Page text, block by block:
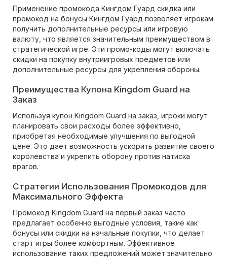
Применение промокода Кингдом Гуард скидка или
промокод на бонусы Кингдом Гуард позволяет игрокам
получить дополнительные ресурсы или игровую
валюту, что является значительным преимуществом в
стратегической игре. Эти промо-коды могут включать
скидки на покупку внутриигровых предметов или
дополнительные ресурсы для укрепления обороны.
Преимущества Купона Kingdom Guard на
Заказ
Используя купон Kingdom Guard на заказ, игроки могут
планировать свои расходы более эффективно,
приобретая необходимые улучшения по выгодной
цене. Это дает возможность ускорить развитие своего
королевства и укрепить оборону против натиска
врагов.
Стратегии Использования Промокодов для
Максимального Эффекта
Промокод Kingdom Guard на первый заказ часто
предлагает особенно выгодные условия, такие как
бонусы или скидки на начальные покупки, что делает
старт игры более комфортным. Эффективное
использование таких предложений может значительно